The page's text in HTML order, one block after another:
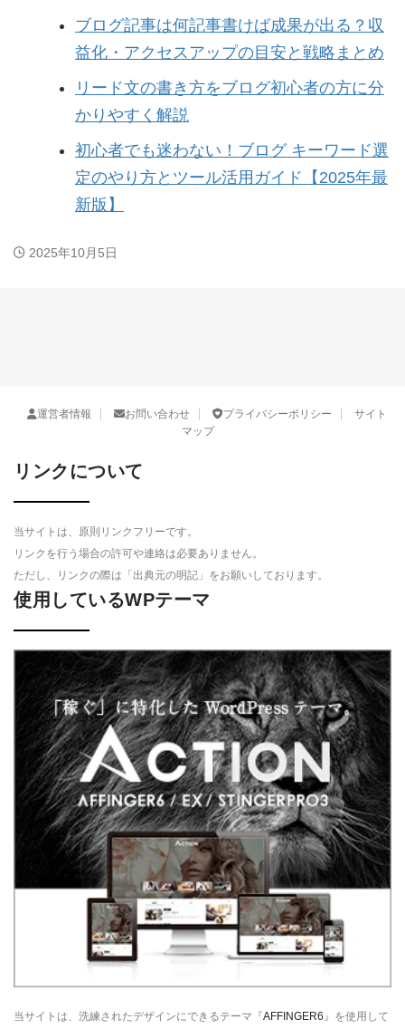
ブログ記事は何記事書けば成果が出る？収
益化・アクセスアップの目安と戦略まとめ
リード文の書き方をブログ初心者の方に分
かりやすく解説
初心者でも迷わない！ブログ キーワード選
定のやり方とツール活用ガイド【2025年最
新版】
2025年10月5日
運営者情報 お問い合わせ プライバシーポリシー
サイト
マップ
リンクについて
当サイトは、原則リンクフリーです。
リンクを行う場合の許可や連絡は必要ありません。
ただし、リンクの際は「出典元の明記」をお願いしております。
使用しているWPテーマ
当サイトは、洗練されたデザインにできるテーマ『AFFINGER6 』を使用して